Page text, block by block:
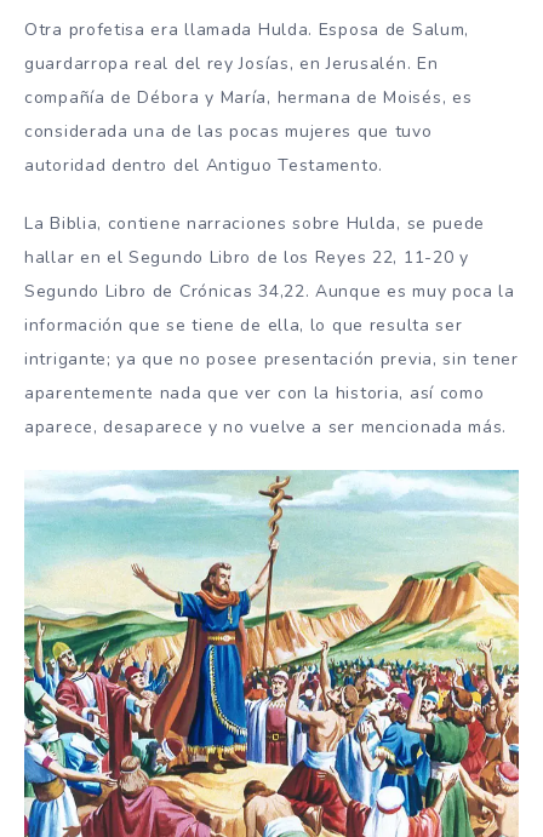
Otra profetisa era llamada Hulda. Esposa de Salum,
guardarropa real del rey Josías, en Jerusalén. En
compañía de Débora y María, hermana de Moisés, es
considerada una de las pocas mujeres que tuvo
autoridad dentro del Antiguo Testamento.
La Biblia, contiene narraciones sobre Hulda, se puede
hallar en el Segundo Libro de los Reyes 22, 11-20 y
Segundo Libro de Crónicas 34,22. Aunque es muy poca la
información que se tiene de ella, lo que resulta ser
intrigante; ya que no posee presentación previa, sin tener
aparentemente nada que ver con la historia, así como
aparece, desaparece y no vuelve a ser mencionada más.